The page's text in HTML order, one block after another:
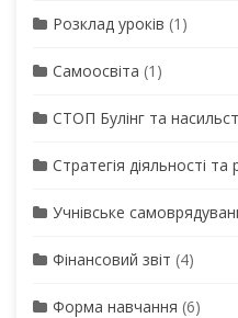
Розклад уроків (1)
Самоосвіта (1)
СТОП Булінг та
Стратегія діяльності
Учнівське
Фінансовий звіт (4)
Форма навчання (6)